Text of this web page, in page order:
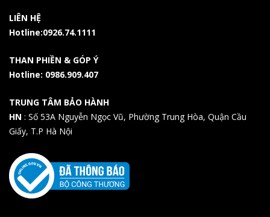
LIÊN HỆ
Hotline:0926.74.1111
THAN PHIỀN & GÓP Ý
Hotline: 0986.909.407
TRUNG TÂM BẢO HÀNH
HN : Số 53A Nguyễn Ngọc Vũ, Phường Trung Hòa, Quận Cầu
Giấy, T.P Hà Nội